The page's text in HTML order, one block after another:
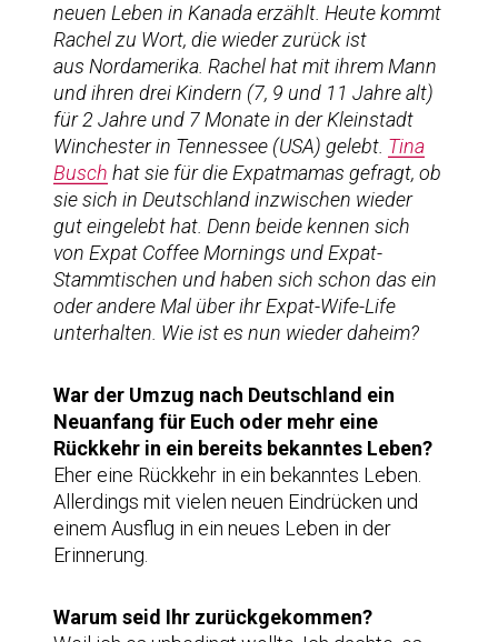
neuen Leben in Kanada erzählt. Heute kommt
Rachel zu Wort, die wieder zurück ist
aus Nordamerika. Rachel hat mit ihrem Mann
und ihren drei Kindern (7, 9 und 11 Jahre alt)
für 2 Jahre und 7 Monate in der Kleinstadt
Winchester in Tennessee (USA) gelebt. Tina
Busch hat sie für die Expatmamas gefragt, ob
sie sich in Deutschland inzwischen wieder
gut eingelebt hat. Denn beide kennen sich
von Expat Coffee Mornings und Expat-
Stammtischen und haben sich schon das ein
oder andere Mal über ihr Expat-Wife-Life
unterhalten. Wie ist es nun wieder daheim?
War der Umzug nach Deutschland ein
Neuanfang für Euch oder mehr eine
Rückkehr in ein bereits bekanntes Leben?
Eher eine Rückkehr in ein bekanntes Leben.
Allerdings mit vielen neuen Eindrücken und
einem Ausflug in ein neues Leben in der
Erinnerung.
Warum seid Ihr zurückgekommen?